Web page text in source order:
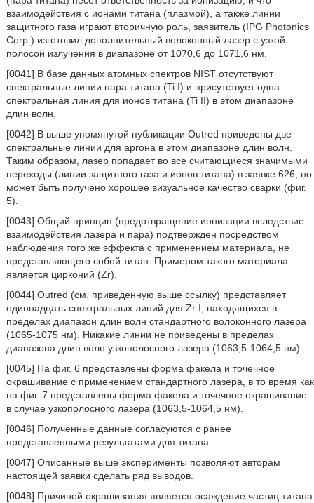
взаимодействия с ионами титана (плазмой), а также линии
защитного газа играют вторичную роль, заявитель (IPG Photonics
Corp.) изготовил дополнительный волоконный лазер с узкой
полосой излучения в диапазоне от 1070,6 до 1071,6 нм.
[0041] В базе данных атомных спектров NIST отсутствуют
спектральные линии пара титана (Ti I) и присутствует одна
спектральная линия для ионов титана (Ti II) в этом диапазоне
длин волн.
[0042] В выше упомянутой публикации Outred приведены две
спектральные линии для аргона в этом диапазоне длин волн.
Таким образом, лазер попадает во все считающиеся значимыми
переходы (линии защитного газа и ионов титана) в заявке 626, но
может быть получено хорошее визуальное качество сварки (фиг.
5).
[0043] Общий принцип (предотвращение ионизации вследствие
взаимодействия лазера и пара) подтвержден посредством
наблюдения того же эффекта с применением материала, не
представляющего собой титан. Примером такого материала
является цирконий (Zr).
[0044] Outred (см. приведенную выше ссылку) представляет
одиннадцать спектральных линий для Zr I, находящихся в
пределах диапазон длин волн стандартного волоконного лазера
(1065-1075 нм). Никакие линии не приведены в пределах
диапазона длин волн узкополосного лазера (1063,5-1064,5 нм).
[0045] На фиг. 6 представлены форма факела и точечное
окрашивание с применением стандартного лазера, в то время как
на фиг. 7 представлены форма факела и точечное окрашивание
в случае узкополосного лазера (1063,5-1064,5 нм).
[0046] Полученные данные согласуются с ранее
представленными результатами для титана.
[0047] Описанные выше эксперименты позволяют авторам
настоящей заявки сделать ряд выводов.
[0048] Причиной окрашивания является осаждение частиц титана